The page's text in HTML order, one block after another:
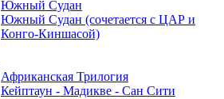
Южный Cудан
Южный Судан (сочетается с ЦАР и
Конго-Киншасой)
Африканская Трилогия
Кейптаун - Мадикве - Сан Сити